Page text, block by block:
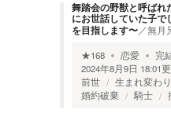
舞踏会の野獣と呼ばれ
にお世話していた子
を目指します〜／無月
★168 恋愛 完
2024年8月9日 18:01
前世
生まれ変わり
婚約破棄
騎士